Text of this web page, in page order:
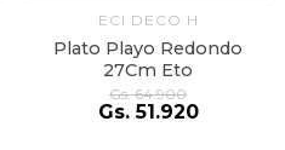
ECI DECO H
Plato Playo Redondo
27Cm Eto
Gs. 64.900
Gs. 51 .920